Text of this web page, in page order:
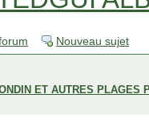
Nouveau sujet
ET AUTRES PLAGES